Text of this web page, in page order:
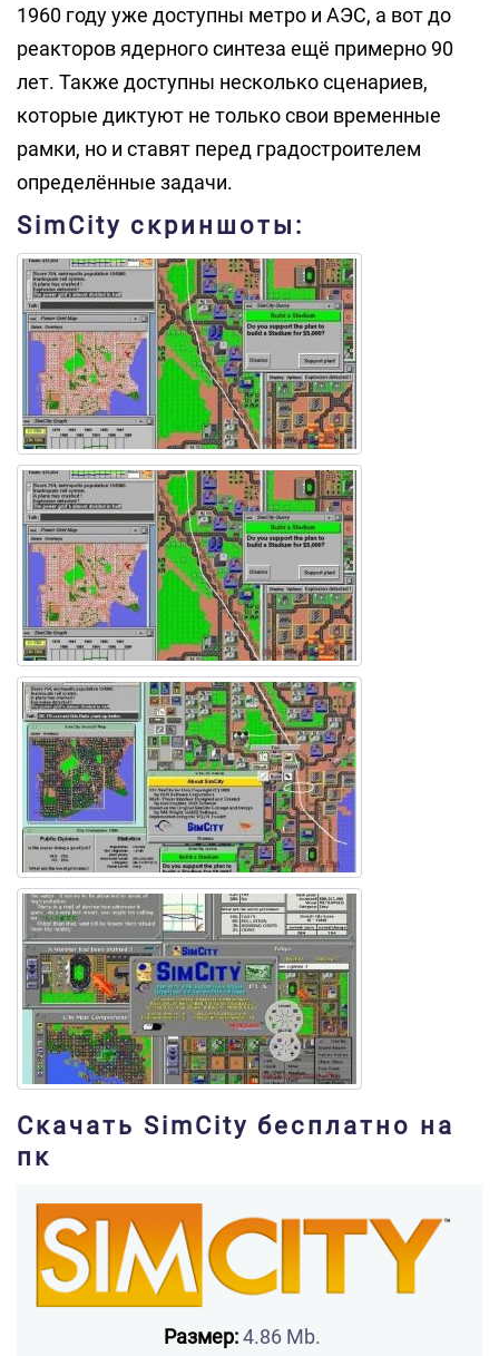
1960 году уже доступны метро и АЭС, а вот до
реакторов ядерного синтеза ещё примерно 90
лет. Также доступны несколько сценариев,
которые диктуют не только свои временные
рамки, но и ставят перед градостроителем
определённые задачи.
SimCity скриншоты:
Скачать SimCity бесплатно на
пк
Размер:4.86 Mb.